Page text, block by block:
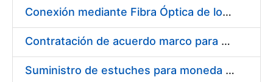
Conexión mediante Fibra Óptica de los Centros de Proceso de Datos (CPDs) de las sedes de la FNMT-RCM de Burgos y Madrid
Contratación de acuerdo marco para el Suministro de Material de Electricidad para la Fábrica Nacional de Moneda y Timbre-Real Casa de la Moneda en su centro de trabajo de Burgos
Suministro de estuches para moneda de 30 €